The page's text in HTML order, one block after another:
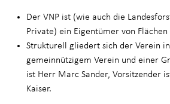
Der VNP ist (wie auch die
Private) ein Eigentümer von
Strukturell gliedert sich der Verein
gemeinnützigem Verein und einer
ist Herr Marc Sander, Vorsitzender
Kaiser.